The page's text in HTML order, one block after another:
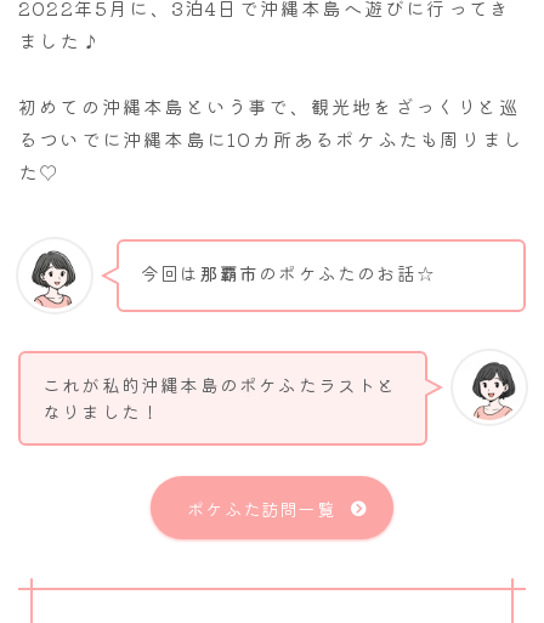
2022年5月に、3泊4日で沖縄本島へ遊びに行ってき
ました♪
初めての沖縄本島という事で、観光地をざっくりと巡
るついでに沖縄本島に10カ所あるポケふたも周りまし
た♡
今回は 那覇市のポケふたのお話☆
これが私的沖縄本島のポケふたラストと
なりました！
ポケふた訪問一覧